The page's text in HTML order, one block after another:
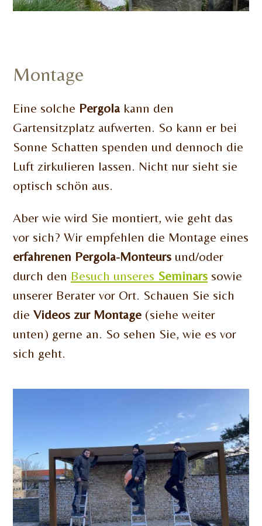
Montage
Eine solche Pergola kann den
Gartensitzplatz aufwerten. So kann er bei
Sonne Schatten spenden und dennoch die
Luft zirkulieren lassen. Nicht nur sieht sie
optisch schön aus.
Aber wie wird Sie montiert, wie geht das
vor sich? Wir empfehlen die Montage eines
erfahrenen Pergola-Monteurs und/oder
durch den Besuch unseres Seminars sowie
unserer Berater vor Ort. Schauen Sie sich
die Videos zur Montage (siehe weiter
unten) gerne an. So sehen Sie, wie es vor
sich geht.